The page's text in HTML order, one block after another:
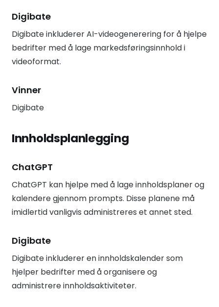
Digibate
Digibate inkluderer AI-videogenerering for å hjelpe
bedrifter med å lage markedsføringsinnhold i
videoformat.
Vinner
Digibate
Innholdsplanlegging
ChatGPT
ChatGPT kan hjelpe med å lage innholdsplaner og
kalendere gjennom prompts. Disse planene må
imidlertid vanligvis administreres et annet sted.
Digibate
Digibate inkluderer en innholdskalender som
hjelper bedrifter med å organisere og
administrere innholdsaktiviteter.